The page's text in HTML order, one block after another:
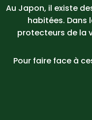
Au Japon, il existe
habitées. Dans
protecteurs de la
Pour faire face à